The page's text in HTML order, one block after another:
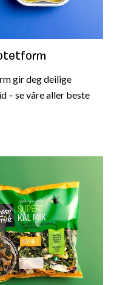
gir deg deilige
– se våre aller beste